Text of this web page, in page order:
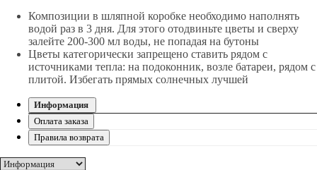
Композиции в шляпной коробке необходимо наполнять
водой раз в 3 дня. Для этого отодвиньте цветы и сверху
залейте 200-300 мл воды, не попадая на бутоны
Цветы категорически запрещено ставить рядом с
источниками тепла: на подоконник, возле батареи, рядом с
плитой. Избегать прямых солнечных лучшей
Информация
Оплата заказа
Правила возврата